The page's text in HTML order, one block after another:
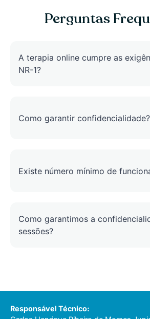
Perguntas
A terapia online cumpre as
NR-1?
Como garantir confidencialidade?
Existe número mínimo de
Como garantimos a
sessões?
Responsável Técnico: